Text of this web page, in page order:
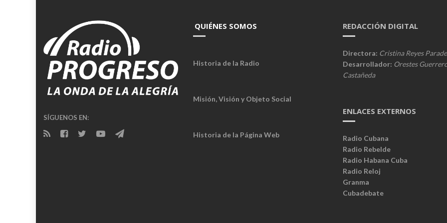
SÍGUENOS EN:
QUIÉNES SOMOS
Historia de la Radio
Misión, Visión y Objeto Social
Historia de la Página Web
REDACCIÓN DIGITAL
Directora: Cristina Reyes
Desarrollador: Orestes
Castañeda
ENLACES EXTERNOS
Radio Cubana
Radio Rebelde
Radio Habana Cuba
Radio Reloj
Granma
Cubadebate